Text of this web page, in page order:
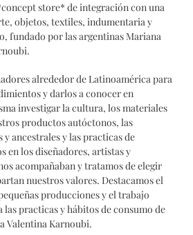
store* de integración con una
objetos, textiles, indumentaria y
fundado por las argentinas Mariana
alrededor de Latinoamérica para
y darlos a conocer en
investigar la cultura, los materiales
productos autóctonos, las
ancestrales y las practicas de
en los diseñadores, artistas y
acompañaban y tratamos de elegir
nuestros valores. Destacamos el
producciones y el trabajo
las practicas y hábitos de consumo de
Valentina Karnoubi.